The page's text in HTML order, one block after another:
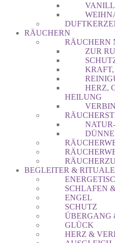
RÄUCHERN
RÄUCHERN
ZUR
HERZ,
HEILUNG
BEGLEITER & RITUALE
SCHLAFEN
ENGEL
SCHUTZ
ÜBERGANG
GLÜCK
HERZ &